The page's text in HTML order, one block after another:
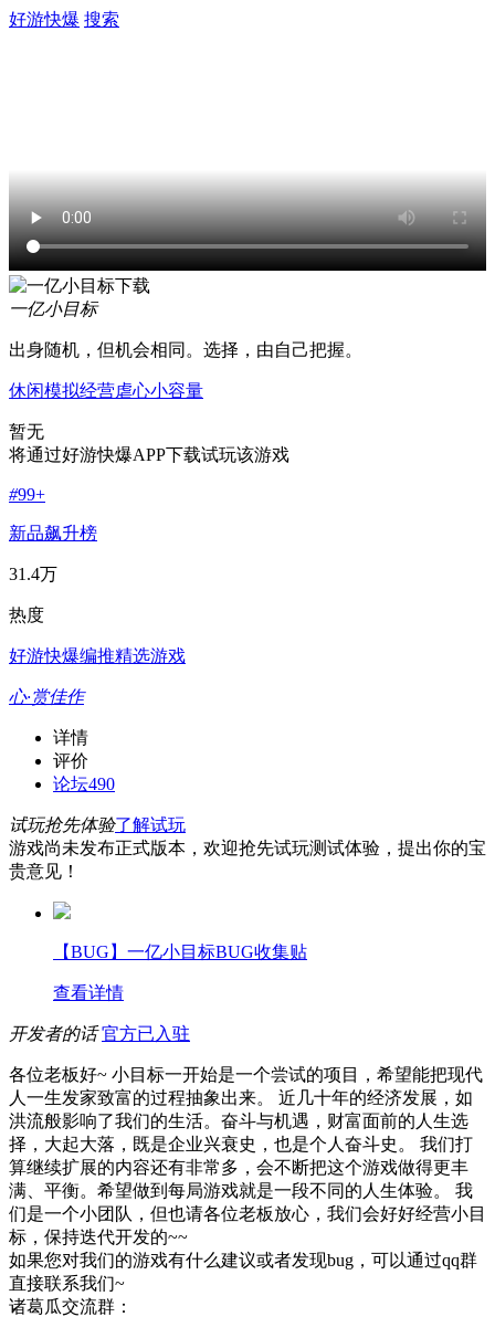
好游快爆 搜索
一亿小目标
出身随机，但机会相同。选择，由自己把握。
休闲模拟经营虐心小容量
暂无
将通过好游快爆APP下载试玩该游戏
#99+
新品飙升榜
31.4万
热度
好游快爆编推精选游戏
心·赏佳作
详情
评价
论坛490
试玩抢先体验了解试玩
游戏尚未发布正式版本，欢迎抢先试玩测试体验，提出你的宝
贵意见！
【BUG】一亿小目标BUG收集贴
查看详情
开发者的话 官方已入驻
各位老板好~ 小目标一开始是一个尝试的项目，希望能把现代
人一生发家致富的过程抽象出来。 近几十年的经济发展，如
洪流般影响了我们的生活。奋斗与机遇，财富面前的人生选
择，大起大落，既是企业兴衰史，也是个人奋斗史。 我们打
算继续扩展的内容还有非常多，会不断把这个游戏做得更丰
满、平衡。希望做到每局游戏就是一段不同的人生体验。 我
们是一个小团队，但也请各位老板放心，我们会好好经营小目
标，保持迭代开发的~~
如果您对我们的游戏有什么建议或者发现bug，可以通过qq群
直接联系我们~
诸葛瓜交流群：